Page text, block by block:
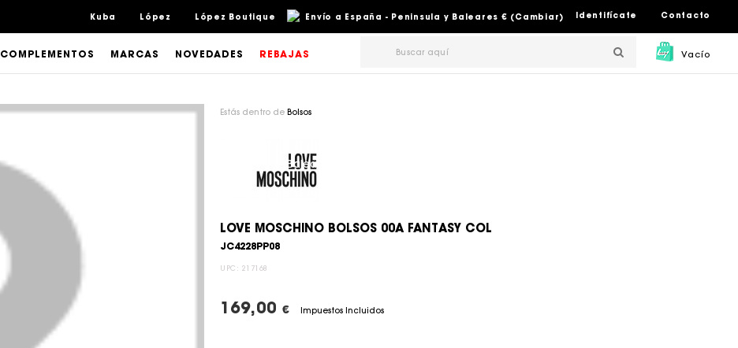
Contacto
Identifícate
Envío a España - Peninsula y Baleares € (Cambiar)
Kuba López López Boutique
Vacío
COMPLEMENTOS MARCAS NOVEDADES REBAJAS
Estás dentro de Bolsos
LOVE MOSCHINO BOLSOS 00A FANTASY COL
JC4228PP08
UPC: 217168
169,00 € Impuestos Incluidos